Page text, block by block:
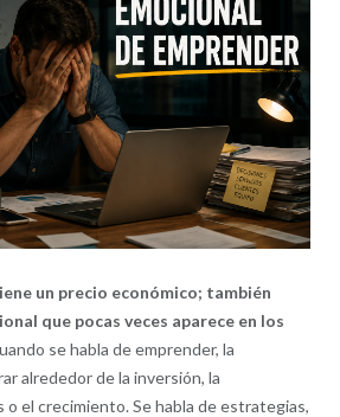
un precio económico; también
que pocas veces aparece en los
se habla de emprender, la
alrededor de la inversión, la
el crecimiento. Se habla de estrategias,